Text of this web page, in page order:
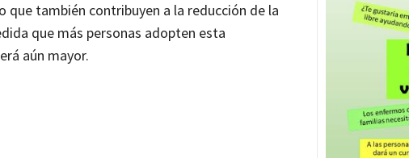
también contribuyen a la reducción de la
que más personas adopten esta
aún mayor.